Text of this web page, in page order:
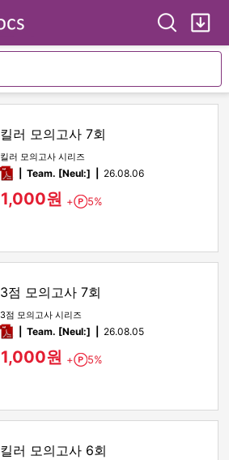
Search
킬러 모의고사 7회
킬러 모의고사 시리즈
pdfTeam. [Neul:] 26.08.06
1,000원 + Point
5%
3점 모의고사 7회
3점 모의고사 시리즈
pdfTeam. [Neul:] 26.08.05
1,000원 + Point
5%
킬러 모의고사 6회